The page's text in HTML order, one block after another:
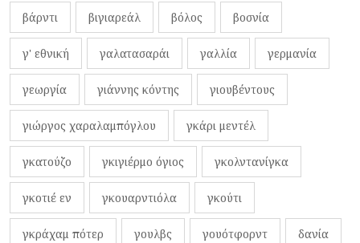
βάρντι βιγιαρεάλ βόλος βοσνία
γ' εθνική γαλατασαράι γαλλία γερμανία
γεωργία γιάννης κόντης γιουβέντους
γιώργος χαραλαμπόγλου γκάρι μεντέλ
γκατούζο γκιγιέρμο όγιος γκολντανίγκα
γκοτιέ εν γκουαρντιόλα γκούτι
γκράχαμ πότερ γουλβς γουότφορντ δανία